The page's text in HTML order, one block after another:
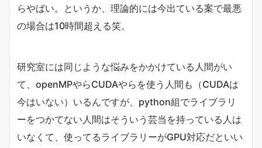
らやばい。というか、理論的には今出ている案で最悪
の場合は10時間超える笑。
研究室には同じような悩みをかかけている人間がい
て、openMPやらCUDAやらを使う人間も（CUDAは
今はいない）いるんですが、python組でライブラリ
ーをつかてない人間はそういう芸当を持っている人は
いなくて、使ってるライブラリーがGPU対応だといい